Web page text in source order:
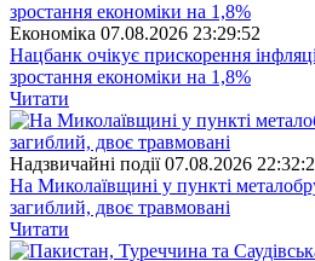
Економіка 07.08.2026 23:29:52
Нацбанк очікує прискорення
зростання економіки на 1,8%
Читати
Надзвичайні події 07.08.2026
На Миколаївщині у пункті
загиблий, двоє травмовані
Читати